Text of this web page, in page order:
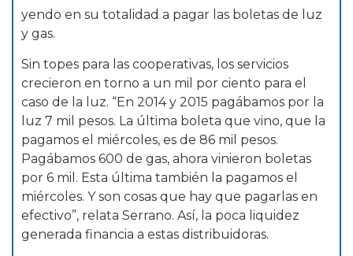
yendo en su totalidad a pagar las boletas de luz
y gas.
Sin topes para las cooperativas, los servicios
crecieron en torno a un mil por ciento para el
caso de la luz. “En 2014 y 2015 pagábamos por la
luz 7 mil pesos. La última boleta que vino, que la
pagamos el miércoles, es de 86 mil pesos.
Pagábamos 600 de gas, ahora vinieron boletas
por 6 mil. Esta última también la pagamos el
miércoles. Y son cosas que hay que pagarlas en
efectivo”, relata Serrano. Así, la poca liquidez
generada financia a estas distribuidoras.